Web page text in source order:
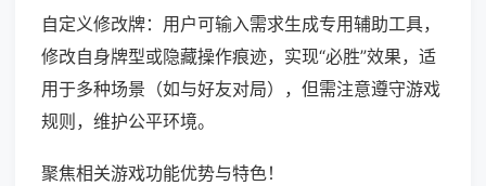
自定义修改牌：用户可输入需求生成专用辅助工具，
修改自身牌型或隐藏操作痕迹，实现“必胜”效果，适
用于多种场景（如与好友对局），但需注意遵守游戏
规则，维护公平环境。
聚焦相关游戏功能优势与特色！